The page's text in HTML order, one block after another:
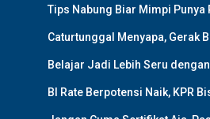
Tips Nabung Biar Mimpi Punya
Caturtunggal Menyapa, Gerak
Belajar Jadi Lebih Seru
BI Rate Berpotensi Naik, KPR